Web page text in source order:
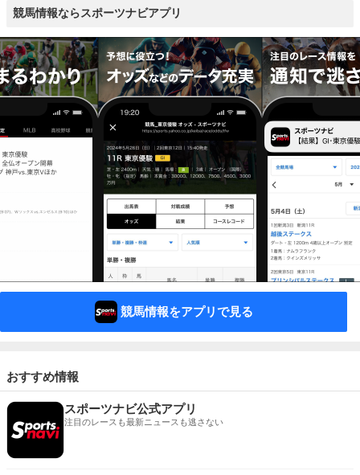
競馬情報ならスポーツナビアプリ
競馬情報をアプリで見る
おすすめ情報
スポーツナビ公式アプリ
注目のレースも最新ニュースも逃さない